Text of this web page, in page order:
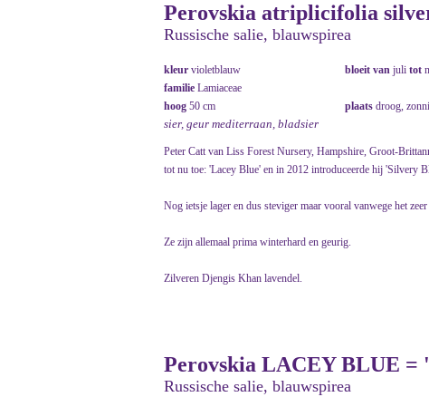
Perovskia atriplicifolia
Russische salie, blauwspirea
kleur violetblauw bloeit van juli tot
familie Lamiaceae
hoog 50 cm plaats droog,
sier, geur mediterraan, bladsier
Peter Catt van Liss Forest Nursery, Hampshire, Groot-
tot nu toe: 'Lacey Blue' en in 2012 introduceerde hij 'Silvery
Nog ietsje lager en dus steviger maar vooral vanwege het
Ze zijn allemaal prima winterhard en geurig.
Zilveren Djengis Khan lavendel.
Perovskia LACEY BLUE
Russische salie, blauwspirea